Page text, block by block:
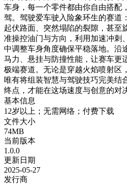
车身，每一个零件都由你自由搭配
驾。驾驶爱车驶入险象环生的赛道
起伏路面、突然塌陷的裂隙，甚至
准操控油门与方向，利用加速冲刺
中调整车身角度确保平稳落地。沿
马力、悬挂与防撞性能，让赛车更
极端赛道。无论是穿越火焰喷射区
唯有将组装智慧与驾驶技巧完美结
终点，才能在这场速度与创意的对
基本信息
12岁以上；无需网络；付费下载
文件大小
74MB
当前版本
1.0.0
更新日期
2025-05-27
发行商